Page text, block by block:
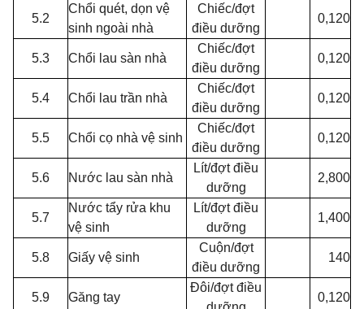
5.2
Chổi quét, dọn vệ
sinh ngoài nhà
Chiếc/đợt
điều dưỡng
0,120
5.3 Chổi lau sàn nhà
Chiếc/đợt
điều dưỡng
0,120
5.4 Chổi lau trần nhà
Chiếc/đợt
điều dưỡng
0,120
5.5 Chổi cọ nhà vệ sinh
Chiếc/đợt
điều dưỡng
0,120
5.6 Nước lau sàn nhà
Lít/đợt điều
dưỡng
2,800
5.7
Nước tẩy rửa khu
vệ sinh
Lít/đợt điều
dưỡng
1,400
5.8 Giấy vệ sinh
Cuộn/đợt
điều dưỡng
140
5.9 Găng tay
Đôi/đợt điều
0,120